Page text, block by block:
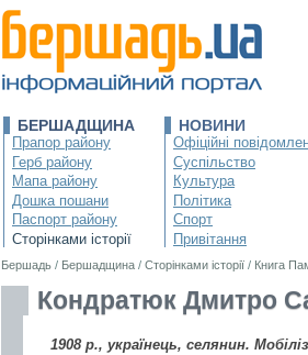
БЕРШАДЩИНА
Прапор району
Герб району
Мапа району
Дошка пошани
Паспорт району
Сторінками історії
НОВИНИ
Офіційні
Суспільство
Культура
Політика
Спорт
Привітання
Бершадь / Бершадщина / Сторінками історії / Книга
Кондратюк Дмитро
1908 р., українець, селянин.